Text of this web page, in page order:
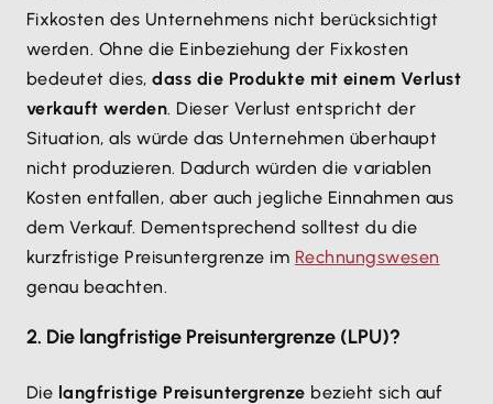
Fixkosten des Unternehmens nicht berücksichtigt
werden. Ohne die Einbeziehung der Fixkosten
bedeutet dies,dass die Produkte mit einem Verlust
verkauft werden. Dieser Verlust entspricht der
Situation, als würde das Unternehmen überhaupt
nicht produzieren. Dadurch würden die variablen
Kosten entfallen, aber auch jegliche Einnahmen aus
dem Verkauf. Dementsprechend solltest du die
kurzfristige Preisuntergrenze im Rechnungswesen
genau beachten.
2. Die langfristige Preisuntergrenze (LPU)?
Die langfristige Preisuntergrenze bezieht sich auf